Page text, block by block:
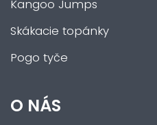
Kangoo Jumps
Skákacie topánky
Pogo tyče
O NÁS